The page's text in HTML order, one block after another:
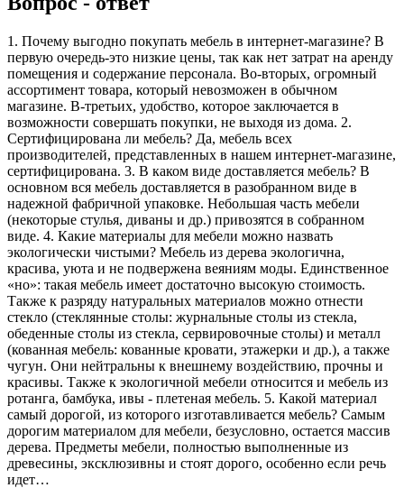
1. Почему выгодно покупать мебель в интернет-магазине? В
первую очередь-это низкие цены, так как нет затрат на аренду
помещения и содержание персонала. Во-вторых, огромный
ассортимент товара, который невозможен в обычном
магазине. В-третьих, удобство, которое заключается в
возможности совершать покупки, не выходя из дома. 2.
Сертифицирована ли мебель? Да, мебель всех
производителей, представленных в нашем интернет-магазине,
сертифицирована. 3. В каком виде доставляется мебель? В
основном вся мебель доставляется в разобранном виде в
надежной фабричной упаковке. Небольшая часть мебели
(некоторые стулья, диваны и др.) привозятся в собранном
виде. 4. Какие материалы для мебели можно назвать
экологически чистыми? Мебель из дерева экологична,
красива, уюта и не подвержена веяниям моды. Единственное
«но»: такая мебель имеет достаточно высокую стоимость.
Также к разряду натуральных материалов можно отнести
стекло (стеклянные столы: журнальные столы из стекла,
обеденные столы из стекла, сервировочные столы) и металл
(кованная мебель: кованные кровати, этажерки и др.), а также
чугун. Они нейтральны к внешнему воздействию, прочны и
красивы. Также к экологичной мебели относится и мебель из
ротанга, бамбука, ивы - плетеная мебель. 5. Какой материал
самый дорогой, из которого изготавливается мебель? Самым
дорогим материалом для мебели, безусловно, остается массив
дерева. Предметы мебели, полностью выполненные из
древесины, эксклюзивны и стоят дорого, особенно если речь
идет…